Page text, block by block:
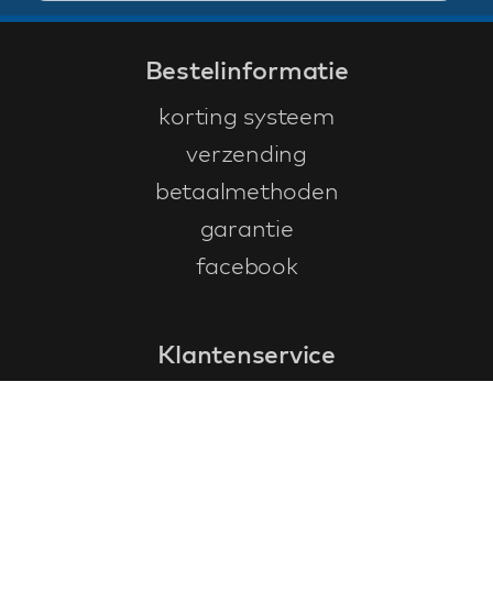
Bestelinformatie
korting systeem
verzending
betaalmethoden
garantie
facebook
Klantenservice